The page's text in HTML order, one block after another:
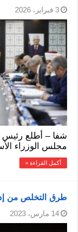
3 فبراير، 2026
شفا – أطلع رئيس
مجلس الوزراء
أكمل القراءة »
طرق التخلص من
14 مارس، 2023